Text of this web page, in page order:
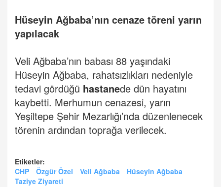
Hüseyin Ağbaba’nın cenaze töreni yarın
yapılacak
Veli Ağbaba’nın babası 88 yaşındaki
Hüseyin Ağbaba, rahatsızlıkları nedeniyle
tedavi gördüğü hastanede dün hayatını
kaybetti. Merhumun cenazesi, yarın
Yeşiltepe Şehir Mezarlığı’nda düzenlenecek
törenin ardından toprağa verilecek.
Etiketler:
CHP
Özgür Özel Veli Ağbaba
Hüseyin Ağbaba
Taziye Ziyareti